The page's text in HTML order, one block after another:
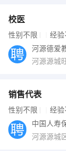
校医
性别不限 经验
河源德爱
河源源城
销售代表
性别不限 经验
河源源城